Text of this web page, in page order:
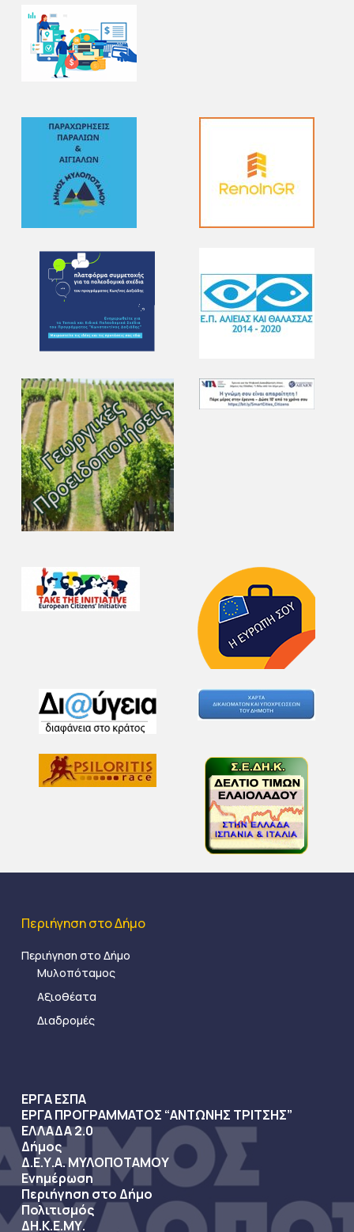
Περιήγηση στο Δήμο
Περιήγηση στο Δήμο
Μυλοπόταμος
Αξιοθέατα
Διαδρομές
ΕΡΓΑ ΕΣΠΑ
ΕΡΓΑ ΠΡΟΓΡΑΜΜΑΤΟΣ “ΑΝΤΩΝΗΣ ΤΡΙΤΣΗΣ”
ΕΛΛΑΔΑ 2.0
Δήμος
Δ.Ε.Υ.Α. ΜΥΛΟΠΟΤΑΜΟΥ
Ενημέρωση
Περιήγηση στο Δήμο
Πολιτισμός
ΔΗ.Κ.Ε.ΜΥ.